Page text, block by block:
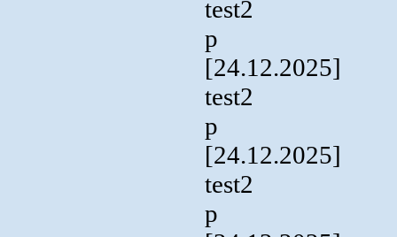
test2
p
[24.12.2025]
test2
p
[24.12.2025]
test2
p